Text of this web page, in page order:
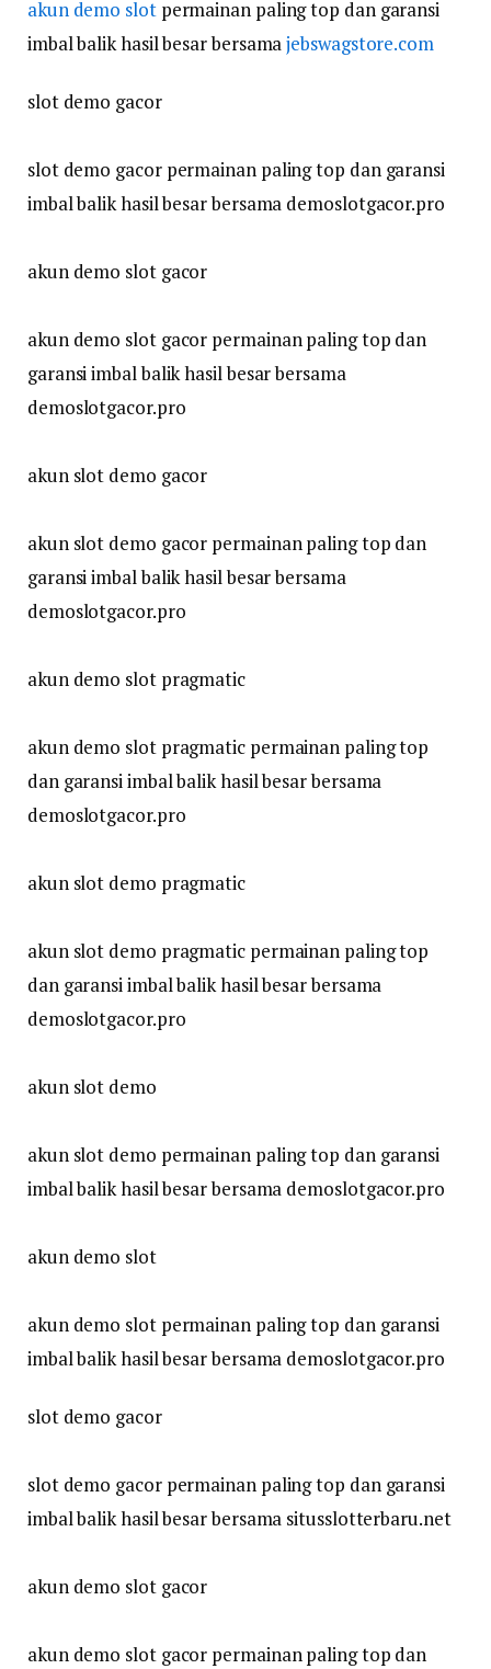
akun demo slotpermainan paling top dan garansi
imbal balik hasil besar bersamajebswagstore.com
slot demo gacor
slot demo gacor permainan paling top dan garansi
imbal balik hasil besar bersama demoslotgacor.pro
akun demo slot gacor
akun demo slot gacor permainan paling top dan
garansi imbal balik hasil besar bersama
demoslotgacor.pro
akun slot demo gacor
akun slot demo gacor permainan paling top dan
garansi imbal balik hasil besar bersama
demoslotgacor.pro
akun demo slot pragmatic
akun demo slot pragmatic permainan paling top
dan garansi imbal balik hasil besar bersama
demoslotgacor.pro
akun slot demo pragmatic
akun slot demo pragmatic permainan paling top
dan garansi imbal balik hasil besar bersama
demoslotgacor.pro
akun slot demo
akun slot demo permainan paling top dan garansi
imbal balik hasil besar bersama demoslotgacor.pro
akun demo slot
akun demo slot permainan paling top dan garansi
imbal balik hasil besar bersama demoslotgacor.pro
slot demo gacor
slot demo gacor permainan paling top dan garansi
imbal balik hasil besar bersama situsslotterbaru.net
akun demo slot gacor
akun demo slot gacor permainan paling top dan